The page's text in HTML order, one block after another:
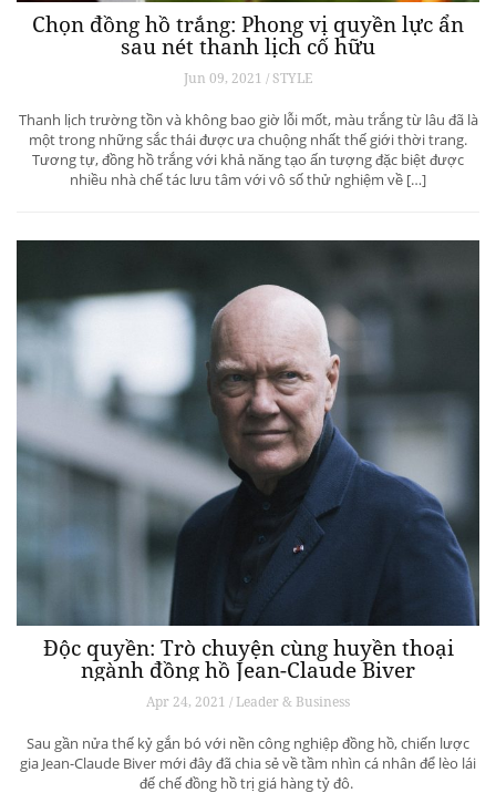
Chọn đồng hồ trắng: Phong vị quyền lực ẩn
sau nét thanh lịch cố hữu
Jun 09, 2021 / STYLE
Thanh lịch trường tồn và không bao giờ lỗi mốt, màu trắng từ lâu đã là
một trong những sắc thái được ưa chuộng nhất thế giới thời trang.
Tương tự, đồng hồ trắng với khả năng tạo ấn tượng đặc biệt được
nhiều nhà chế tác lưu tâm với vô số thử nghiệm về […]
Độc quyền: Trò chuyện cùng huyền thoại
ngành đồng hồ Jean-Claude Biver
Apr 24, 2021 / Leader & Business
Sau gần nửa thế kỷ gắn bó với nền công nghiệp đồng hồ, chiến lược
gia Jean-Claude Biver mới đây đã chia sẻ về tầm nhìn cá nhân để lèo lái
đế chế đồng hồ trị giá hàng tỷ đô.